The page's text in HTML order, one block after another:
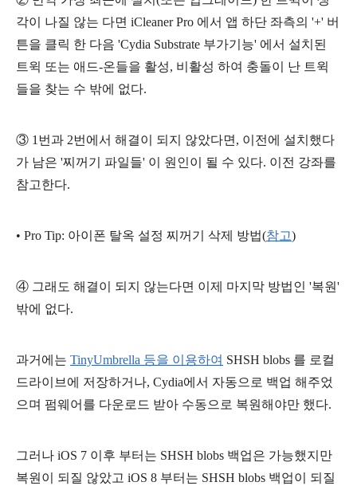
각이 나질 않는 다면 iCleaner Pro 에서 앱 하단 좌측의 '+' 버
튼을 클릭 한 다음 'Cydia Substrate 부가기능' 에서 설치된
트윅 또는 애드-온들을 활성, 비활성 하여 충돌이 난 트윅
들을 찾는 수 밖에 없다.
③ 1번과 2번에서 해결이 되지 않았다면, 이전에 설치했다
가 남은 '찌꺼기 파일들' 이 원인이 될 수 있다. 이전 강좌를
참고한다.
• Pro Tip: 아이폰 탈옥 설정 찌꺼기 삭제 방법(참고)
④ 그래도 해결이 되지 않는다면 이제 마지막 방법인 '복원'
밖에 없다.
과거에는 TinyUmbrella 등을 이용하여 SHSH blobs 를 로컬
드라이브에 저장하거나, Cydia에서 자동으로 백업 해주었
으며 펌웨어를 다운로드 받아 수동으로 복원해야만 했다.
그러나 iOS 7 이후 부터는 SHSH blobs 백업은 가능했지만
복원이 되질 않았고 iOS 8 부터는 SHSH blobs 백업이 되질